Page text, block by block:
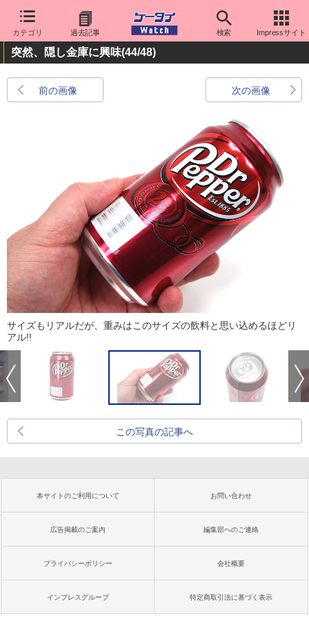
カテゴリ 過去記事 検索 Impressサイト
突然、隠し金庫に興味(44/48)
前の画像 次の画像
サイズもリアルだが、重みはこのサイズの飲料と思い込めるほどリ
アル!!
この写真の記事へ
本サイトのご利用について お問い合わせ
広告掲載のご案内 編集部へのご連絡
プライバシーポリシー 会社概要
インプレスグループ 特定商取引法に基づく表示